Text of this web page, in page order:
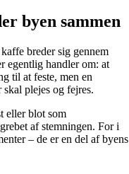
byen sammen
breder sig gennem
egentlig handler om: at
til at feste, men en
plejes og fejres.
eller blot som
af stemningen. For i
– de er en del af byens